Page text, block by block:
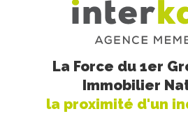
La Force du 1er
Immobilier
la proximité d'un